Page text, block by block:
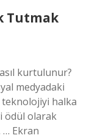
Tutmak
kurtulunur?
medyadaki
teknolojiyi halka
ödül olarak
… Ekran